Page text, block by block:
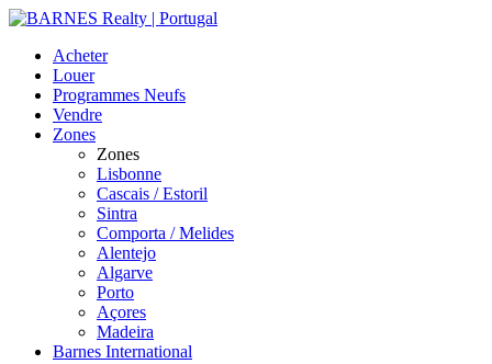
Acheter
Louer
Programmes Neufs
Vendre
Zones
Zones
Lisbonne
Cascais / Estoril
Sintra
Comporta / Melides
Alentejo
Algarve
Porto
Açores
Madeira
Barnes International